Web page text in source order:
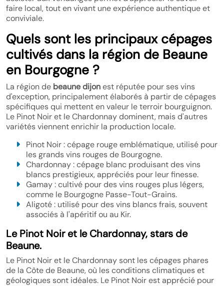
faire local, tout en vivant une expérience authentique et
conviviale.
Quels sont les principaux cépages
cultivés dans la région de Beaune
en Bourgogne ?
La région de beaune dijonest réputée pour ses vins
d'exception, principalement élaborés à partir de cépages
spécifiques qui mettent en valeur le terroir bourguignon.
Le Pinot Noir et le Chardonnay dominent, mais d'autres
variétés viennent enrichir la production locale.
Pinot Noir : cépage rouge emblématique, utilisé pour
les grands vins rouges de Bourgogne.
Chardonnay : cépage blanc produisant des vins
blancs prestigieux, appréciés pour leur finesse.
Gamay : cultivé pour des vins rouges plus légers,
comme le Bourgogne Passe-Tout-Grains.
Aligoté : utilisé pour des vins blancs frais, souvent
associés à l'apéritif ou au Kir.
Le Pinot Noir et le Chardonnay, stars de
Beaune.
Le Pinot Noir et le Chardonnay sont les cépages phares
de la Côte de Beaune, où les conditions climatiques et
géologiques sont idéales. Le Pinot Noir est apprécié pour